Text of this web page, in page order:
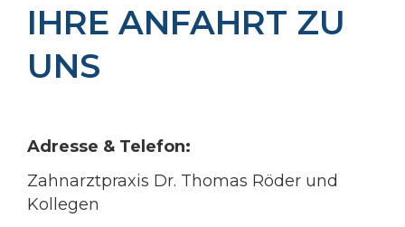
SERVICE
KONTAKT
IHRE ANFAHRT ZU
UNS
Adresse & Telefon:
Zahnarztpraxis Dr. Thomas Röder und
Kollegen